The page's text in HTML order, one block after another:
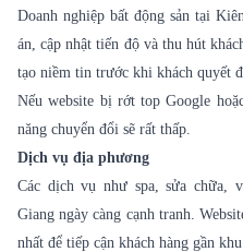
Doanh nghiệp bất động sản tại
án, cập nhật tiến độ và thu hút
tạo niềm tin trước khi khách quyết
Nếu website bị rớt top Google
năng chuyển đổi sẽ rất thấp.
Dịch vụ địa phương
Các dịch vụ như spa, sửa chữa,
Giang ngày càng cạnh tranh.
nhất để tiếp cận khách hàng gần